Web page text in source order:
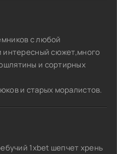
с любой
интересный сюжет,много
и сортирных
и старых моралистов.
1xbet шепчет хрень